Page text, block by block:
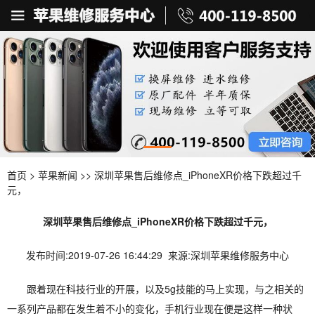
首页 > 苹果新闻 >> 深圳苹果售后维修点_iPhoneXR价格下跌超过千
元，
深圳苹果售后维修点_iPhoneXR价格下跌超过千元，
发布时间:2019-07-26 16:44:29 来源:深圳苹果维修服务中心
跟着现在科技行业的开展，以及5g技能的马上实现，与之相关的
一系列产品都在发生着不小的变化，手机行业现在便是这样一种状